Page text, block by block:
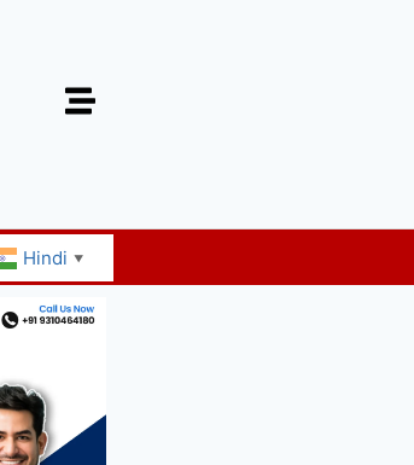
Hindi ▼